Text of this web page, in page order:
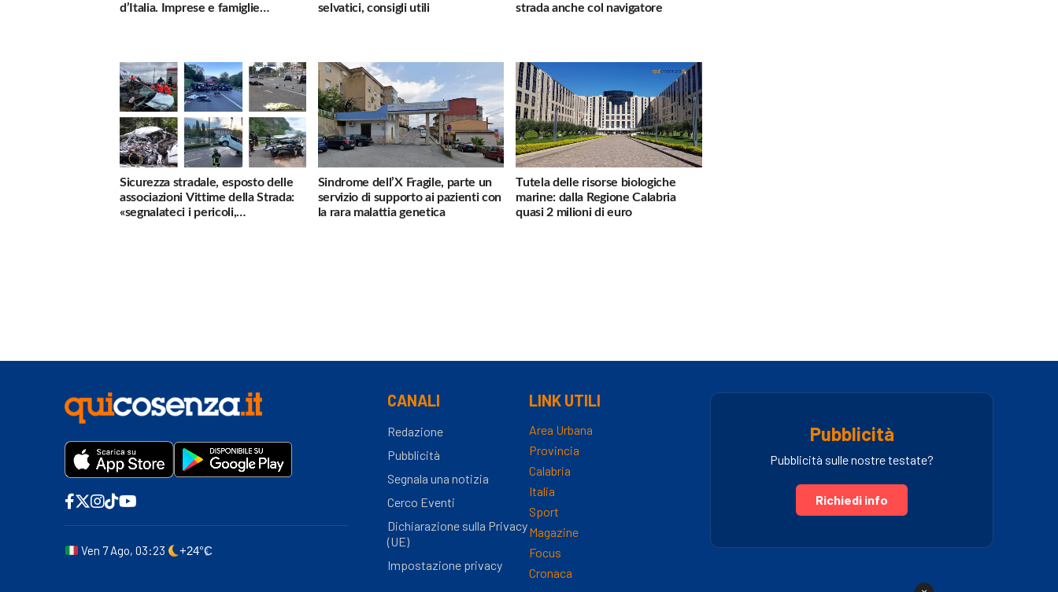
d’Italia. Imprese e famiglie
selvatici, consigli utili
strada anche col navigatore
Sicurezza stradale, esposto delle
associazioni Vittime della Strada:
«segnalateci i pericoli,
Sindrome dell’X Fragile, parte un
servizio di supporto ai pazienti con
la rara malattia genetica
Tutela delle risorse biologiche
marine: dalla Regione Calabria
quasi 2 milioni di euro
Ven 7 Ago, 03:23 +24°C
CANALI
Redazione
Pubblicità
Segnala una notizia
Cerco Eventi
Dichiarazione sulla Privacy
(UE)
Impostazione privacy
LINK UTILI
Area Urbana
Provincia
Calabria
Italia
Sport
Magazine
Focus
Cronaca
Pubblicità
Pubblicità sulle nostre testate?
Richiedi info